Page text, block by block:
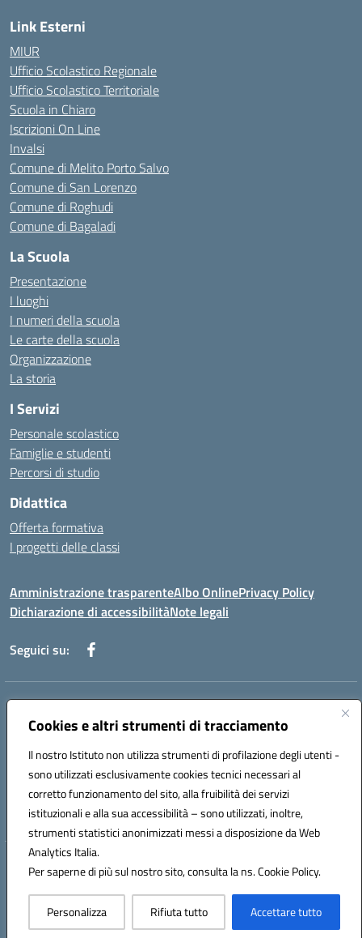
Cookies e altri strumenti di tracciamento
Il nostro Istituto non utilizza strumenti di profilazione degli utenti -
sono utilizzati esclusivamente cookies tecnici necessari al
corretto funzionamento del sito, alla fruibilità dei servizi
istituzionali e alla sua accessibilità – sono utilizzati, inoltre,
strumenti statistici anonimizzati messi a disposizione da Web
Analytics Italia.
Per saperne di più sul nostro sito, consulta la ns. Cookie Policy.
Personalizza Rifiuta tutto Accettare tutto
Link Esterni
MIUR
Ufficio Scolastico Regionale
Ufficio Scolastico Territoriale
Scuola in Chiaro
Iscrizioni On Line
Invalsi
Comune di Melito Porto Salvo
Comune di San Lorenzo
Comune di Roghudi
Comune di Bagaladi
La Scuola
Presentazione
I luoghi
I numeri della scuola
Le carte della scuola
Organizzazione
La storia
I Servizi
Personale scolastico
Famiglie e studenti
Percorsi di studio
Didattica
Offerta formativa
I progetti delle classi
Amministrazione trasparenteAlbo OnlinePrivacy Policy
Dichiarazione di accessibilitàNote legali
Seguici su:
Indirizzo:Via f. Turati, 44 Melito P. Salvo
Centralino:+39 0965 78 12 60 Email:rcic841003@istruzione.it
Codice fiscale: 92034530805
Codice meccanografico:
rcic841003
Codice Indice delle Pubbliche Amministrazioni (IPA): istsc_rcic841003
Hosting & Powered by 3D Solution S.r.l.
Concept & Design by Designers Italia